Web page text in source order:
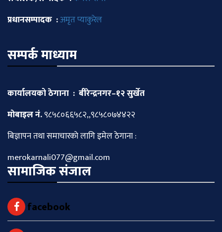
प्रधानसम्पादक :अमृत प्याकुरेल
सम्पर्क माध्याम
कार्यालयको ठेगाना : बीरेन्द्रनगर–१२ सुर्खेत
माेबाइल नं.९८५८०६६५८२,,९८५८०७४४२२
बिज्ञापन तथा समाचारकाे लागि इमेल ठेगाना :
merokarnali077@gmail.com
सामाजिक संजाल
facebook